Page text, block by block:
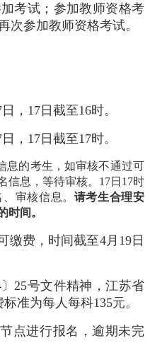
考试；参加教师资格考
次参加教师资格考试。
，17日截至16时。
，17日截至17时。
息的考生，如审核不通过可
信息，等待审核。17日17时
审核信息。 请考生合理安
时间。
缴费，时间截至4月19日
25号文件精神，江苏省
准为每人每科135元。
点进行报名，逾期未完